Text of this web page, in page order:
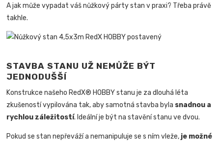
A jak může vypadat váš nůžkový párty stan v praxi? Třeba právě
takhle.
STAVBA STANU UŽ NEMŮŽE BÝT
JEDNODUŠŠÍ
Konstrukce našeho RedX® HOBBY stanu je za dlouhá léta
zkušeností vypilována tak, aby samotná stavba byla snadnou a
rychlou záležitostí. Ideální je být na stavění stanu ve dvou.
Pokud se stan nepřeváží a nemanipuluje se s ním vleže, je možné